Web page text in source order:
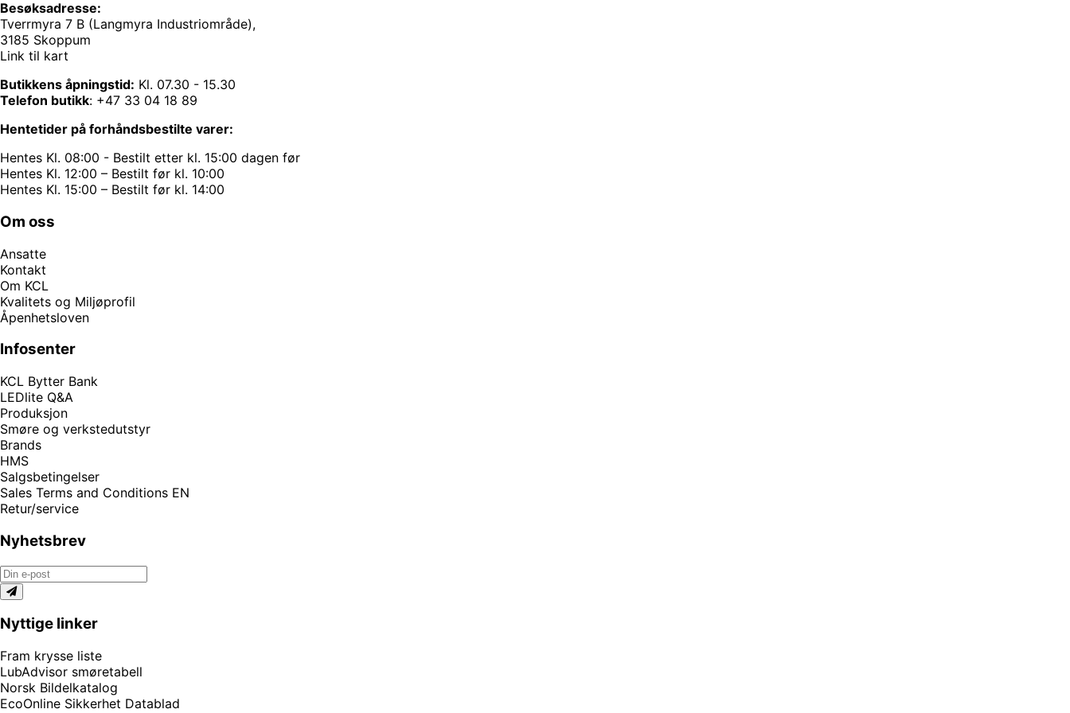
Besøksadresse:
Tverrmyra 7 B (Langmyra Industriområde),
3185 Skoppum
Link til kart
Butikkens åpningstid: Kl. 07.30 - 15.30
Telefon butikk: +47 33 04 18 89
Hentetider på forhåndsbestilte varer:
Hentes Kl. 08:00 - Bestilt etter kl. 15:00 dagen før
Hentes Kl. 12:00 – Bestilt før kl. 10:00
Hentes Kl. 15:00 – Bestilt før kl. 14:00
Om oss
Ansatte
Kontakt
Om KCL
Kvalitets og Miljøprofil
Åpenhetsloven
Infosenter
KCL Bytter Bank
LEDlite Q&A
Produksjon
Smøre og verkstedutstyr
Brands
HMS
Salgsbetingelser
Sales Terms and Conditions EN
Retur/service
Nyhetsbrev
Nyttige linker
Fram krysse liste
LubAdvisor smøretabell
Norsk Bildelkatalog
EcoOnline Sikkerhet Datablad